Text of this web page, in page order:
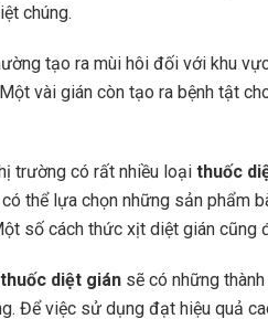
chúng.
tạo ra mùi hôi đối với khu
vài gián còn tạo ra bệnh tật
trường có rất nhiều loại thuốc
thể lựa chọn những sản phẩm
số cách thức xịt diệt gián
thuốc diệt gián sẽ có những
Để việc sử dụng đạt hiệu quả